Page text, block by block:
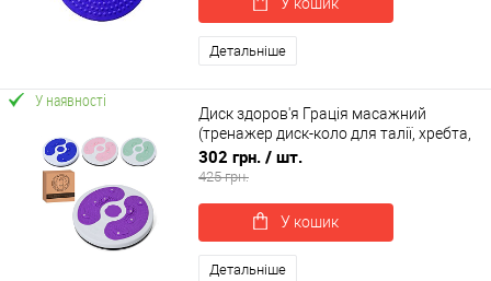
Детальніше
У наявності
Диск здоров'я Грація масажний
(тренажер диск-коло для талії, хребта,
преса) OSPORT (MS 4976)
302 грн. / шт.
425 грн.
У кошик
Детальніше